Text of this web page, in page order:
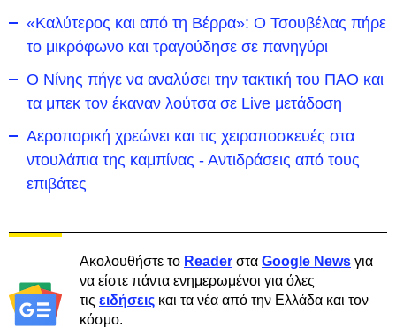
«Καλύτερος και από τη Βέρρα»: Ο Τσουβέλας πήρε
το μικρόφωνο και τραγούδησε σε πανηγύρι
Ο Νίνης πήγε να αναλύσει την τακτική του ΠΑΟ και
τα μπεκ τον έκαναν λούτσα σε Live μετάδοση
Αεροπορική χρεώνει και τις χειραποσκευές στα
ντουλάπια της καμπίνας - Αντιδράσεις από τους
επιβάτες
Ακολουθήστε το Reader στα Google News για
να είστε πάντα ενημερωμένοι για όλες
τις ειδήσεις και τα νέα από την Ελλάδα και τον
κόσμο.